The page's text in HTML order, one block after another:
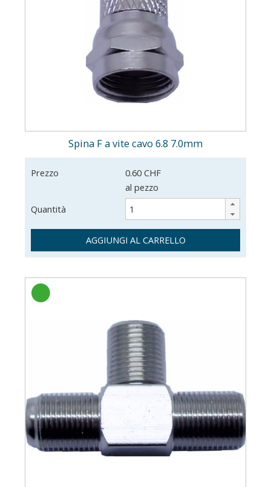
Spina F a vite cavo 6.8 7.0mm
Prezzo
0.60 CHF
al pezzo
Quantità
AGGIUNGI AL CARRELLO